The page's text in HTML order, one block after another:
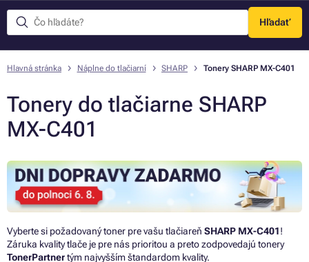
Hľadať
Menu
Hlavná stránka Náplne do tlačiarní SHARP Tonery SHARP MX-C401
Tonery do tlačiarne SHARP
MX-C401
Vyberte si požadovaný toner pre vašu tlačiareň SHARP MX-C401!
Záruka kvality tlače je pre nás prioritou a preto zodpovedajú tonery
TonerPartnertým najvyšším štandardom kvality.